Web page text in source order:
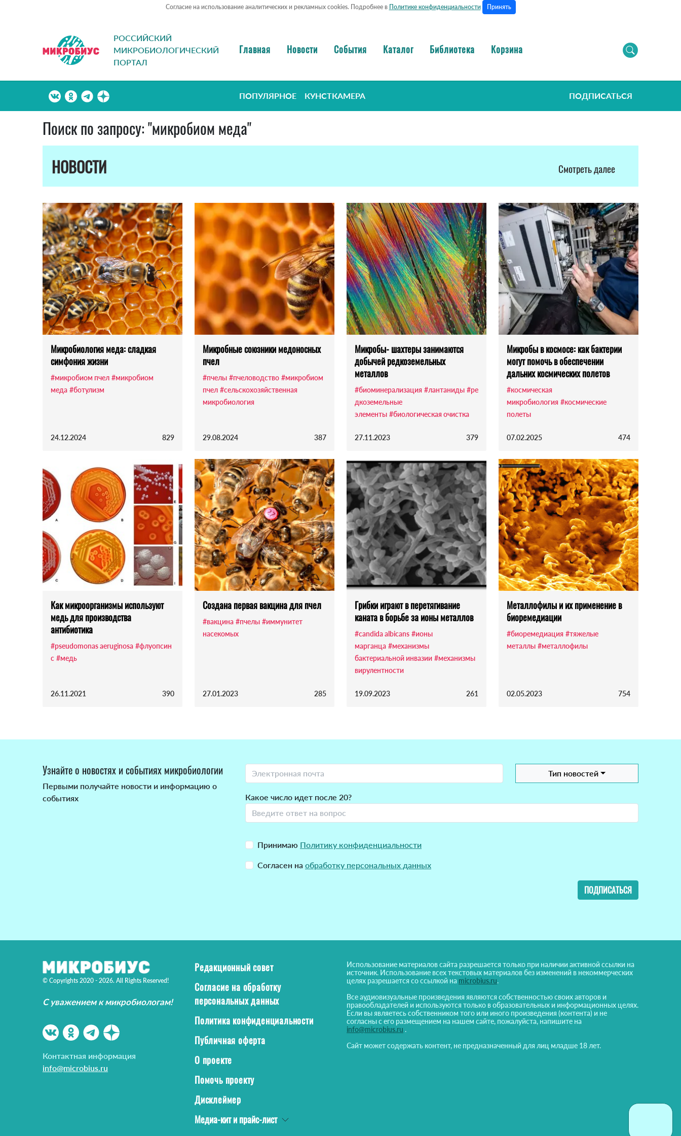
Согласие на использование аналитических и рекламных cookies. Подробнее в Политике конфиденциальности Принять
РОССИЙСКИЙ
МИКРОБИОЛОГИЧЕСКИЙ
ПОРТАЛ
Главная Новости События Каталог Библиотека Корзина
ПОПУЛЯРНОЕ КУНСТКАМЕРА ПОДПИСАТЬСЯ
Поиск по запросу: "микробиом меда"
НОВОСТИ
Смотреть далее
Микробиология меда: сладкая
симфония жизни
#микробиом пчел #микробиом
меда #ботулизм
24.12.2024 829
Микробные союзники медоносных
пчел
#пчелы #пчеловодство #микробиом
пчел #сельскохозяйственная
микробиология
29.08.2024 387
Микробы- шахтеры занимаются
добычей редкоземельных
металлов
#биоминерализация #лантаниды #ре
дкоземельные
элементы #биологическая очистка
27.11.2023 379
Микробы в космосе: как бактерии
могут помочь в обеспечении
дальних космических полетов
#космическая
микробиология #космические
полеты
07.02.2025 474
Как микроорганизмы используют
медь для производства
антибиотика
#pseudomonas aeruginosa #флуопсин
с #медь
26.11.2021 390
Создана первая вакцина для пчел
#вакцина #пчелы #иммунитет
насекомых
27.01.2023 285
Грибки играют в перетягивание
каната в борьбе за ионы металлов
#candida albicans #ионы
марганца #механизмы
бактериальной инвазии #механизмы
вирулентности
19.09.2023 261
Металлофилы и их применение в
биоремедиации
#биоремедиация #тяжелые
металлы #металлофилы
02.05.2023 754
Узнайте о новостях и событиях микробиологии
Первыми получайте новости и информацию о
событиях
Тип новостей
Какое число идет после 20?
Принимаю Политику конфиденциальности
Согласен на обработку персональных данных
ПОДПИСАТЬСЯ
© Copyrights 2020 - 2026. All Rights Reserved!
С уважением к микробиологам!
Контактная информация
info@microbius.ru
Редакционный совет
Согласие на обработку
персональных данных
Политика конфиденциальности
Публичная оферта
О проекте
Помочь проекту
Дисклеймер
Медиа-кит и прайс-лист
Использование материалов сайта разрешается только при наличии активной ссылки на
источник. Использование всех текстовых материалов без изменений в некоммерческих
целях разрешается со ссылкой на microbius.ru.
Все аудиовизуальные произведения являются собственностью своих авторов и
правообладателей и используются только в образовательных и информационных целях.
Если вы являетесь собственником того или иного произведения (контента) и не
согласны с его размещением на нашем сайте, пожалуйста, напишите на
info@microbius.ru .
Сайт может содержать контент, не предназначенный для лиц младше 18 лет.